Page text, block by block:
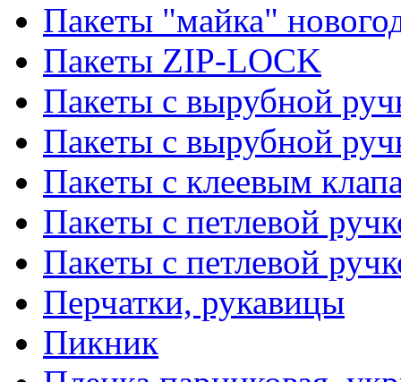
Пакеты "майка"
Пакеты ZIP-LOCK
Пакеты с вырубной
Пакеты с вырубной
Пакеты с клеевым
Пакеты с петлевой
Пакеты с петлевой
Перчатки, рукавицы
Пикник